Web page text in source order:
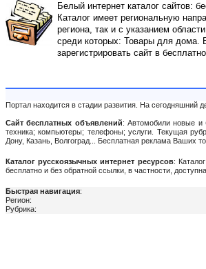
Белый интернет каталог сайтов:
Каталог имеет региональную
региона, так и с указанием
среди которых: Товары для дома.
зарегистрировать сайт в
Портал находится в стадии развития. На сегодняшний
Сайт бесплатных объявлений: Автомобили новые и
техника; компьютеры; телефоны; услуги. Текущая
Дону, Казань, Волгоград... Бесплатная реклама Ваших
Каталог русскоязычных интернет ресурсов:
бесплатно и без обратной ссылки, в частности,
Быстрая навигация:
Регион:
Рубрика: